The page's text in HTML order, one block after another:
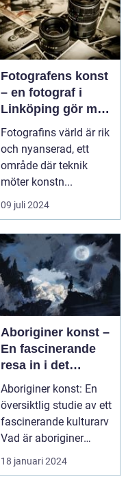
Fotografens konst
– en fotograf i
Linköping gör mer
än att bara trycka
på en knapp
Fotografins värld är rik
och nyanserad, ett
område där teknik
möter konstn...
09 juli 2024
Aboriginer konst –
En fascinerande
resa in i det
australiska
aboriginska
kulturarvet
Aboriginer konst: En
översiktlig studie av ett
fascinerande kulturarv
Vad är aboriginer
konst och ...
18 januari 2024